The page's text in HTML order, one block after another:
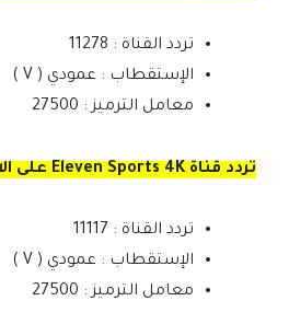
تردد القناة : 11278
الإستقطاب : عمودي ( V )
معامل الترميز : 27500
تردد قناة Eleven Sports 4K على الاوروبي
تردد القناة : 11117
الإستقطاب : عمودي ( V )
معامل الترميز : 27500